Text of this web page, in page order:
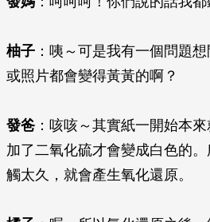
柚子 ：咦～可是我有一個問題
或照片都會變得黃黃的啊？
發爸 ：咳咳～其實紙一開始本
加了二氧化硫才會變成白色的
觸太久，就會產生氧化還原。